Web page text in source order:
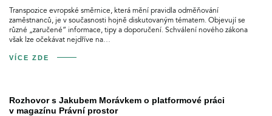
Transpozice evropské směrnice, která mění pravidla odměňování
zaměstnanců, je v současnosti hojně diskutovaným tématem. Objevují se
různé „zaručené“ informace, tipy a doporučení. Schválení nového zákona
však lze očekávat nejdříve na…
VÍCE ZDE
Rozhovor s Jakubem Morávkem o platformové práci
v magazínu Právní prostor